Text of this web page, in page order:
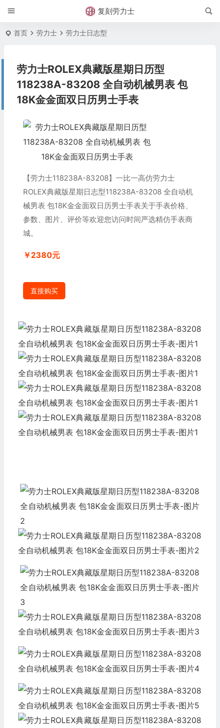
复刻劳力士
首页 劳力士 劳力士日志型
劳力士ROLEX典藏版星期日历型
118238A-83208 全自动机械男表 包
18K金金面双日历男士手表
【劳力士118238A-83208】一比一高仿劳力士
ROLEX典藏版星期日志型118238A-83208 全自动机
械男表 包18K金金面双日历男士手表关于手表价格、
参数、图片、评价等欢迎您访问时间严选精仿手表商
城。
￥2380元
直接购买